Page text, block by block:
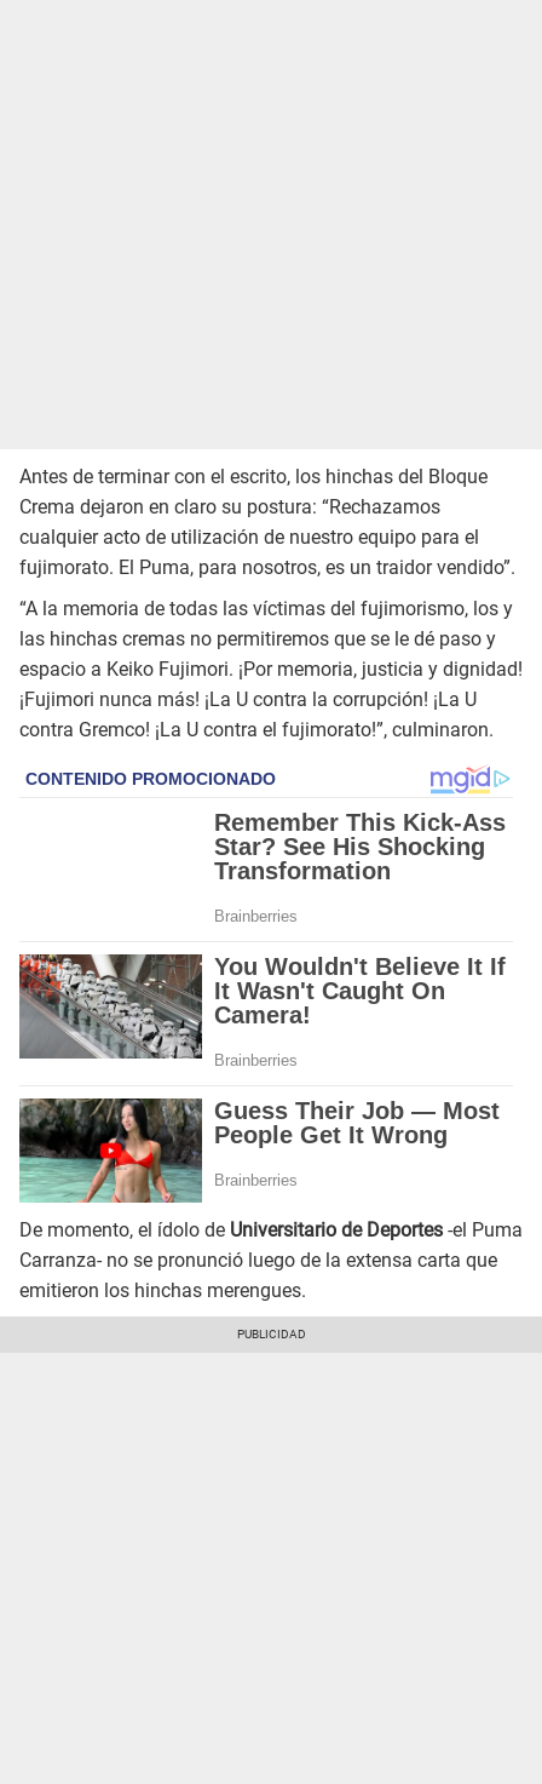
Antes de terminar con el escrito, los hinchas del Bloque
Crema dejaron en claro su postura: “Rechazamos
cualquier acto de utilización de nuestro equipo para el
fujimorato. El Puma, para nosotros, es un traidor vendido”.
“A la memoria de todas las víctimas del fujimorismo, los y
las hinchas cremas no permitiremos que se le dé paso y
espacio a Keiko Fujimori. ¡Por memoria, justicia y dignidad!
¡Fujimori nunca más! ¡La U contra la corrupción! ¡La U
contra Gremco! ¡La U contra el fujimorato!”, culminaron.
De momento, el ídolo de Universitario de Deportes -el Puma
Carranza- no se pronunció luego de la extensa carta que
emitieron los hinchas merengues.